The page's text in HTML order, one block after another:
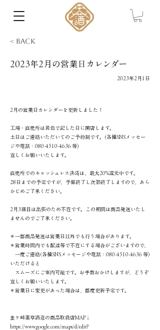
< Back
2023年2月の営業日カレンダー
2023年2月1日
2月の営業日カレンダーを更新しました！
工場・直売所は黄色で記した日に開店します。
土日はご連絡いただいてのご予約制です。(各種SNSメッセー
ジや電話：080-4510-4636 等)
宜しくお願いいたします。
直売所でのキャッシュレス決済は、最大20%還元中です。
28日までの予定ですが、予算終了し次第終了しますので、あら
かじめご了承ください。
2月3週目は出張のため不在です。この期間は商品発送いたし
ませんのでご了承ください。
＊一部商品発送は営業日以外でも行う場合があります。
＊営業時間内でも配達等で不在にする場合がございますので、
一度ご連絡(各種SNSメッセージや電話：080-4510-4636 等)
いただけると
スムーズにご案内可能です。お手数おかけしますが、どうぞ
宜しくお願いいたします。
＊営業日に変更があった場合は、都度更新予定です。
金ケ崎薬草酒造の商品取扱店MAP↓
https://www.google.com/maps/d/edit?